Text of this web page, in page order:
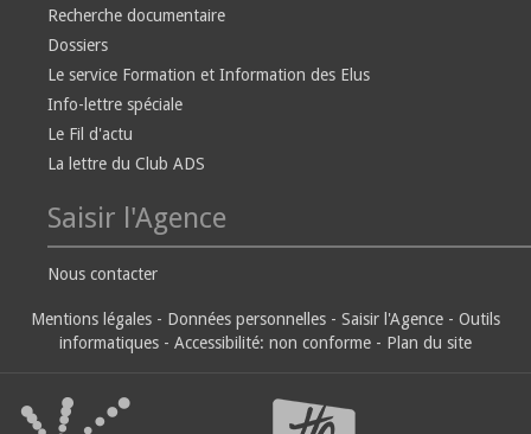
Recherche documentaire
Dossiers
Le service Formation et Information des Elus
Info-lettre spéciale
Le Fil d'actu
La lettre du Club ADS
Saisir l'Agence
Nous contacter
Mentions légales - Données personnelles - Saisir l'Agence - Outils
informatiques - Accessibilité: non conforme - Plan du site